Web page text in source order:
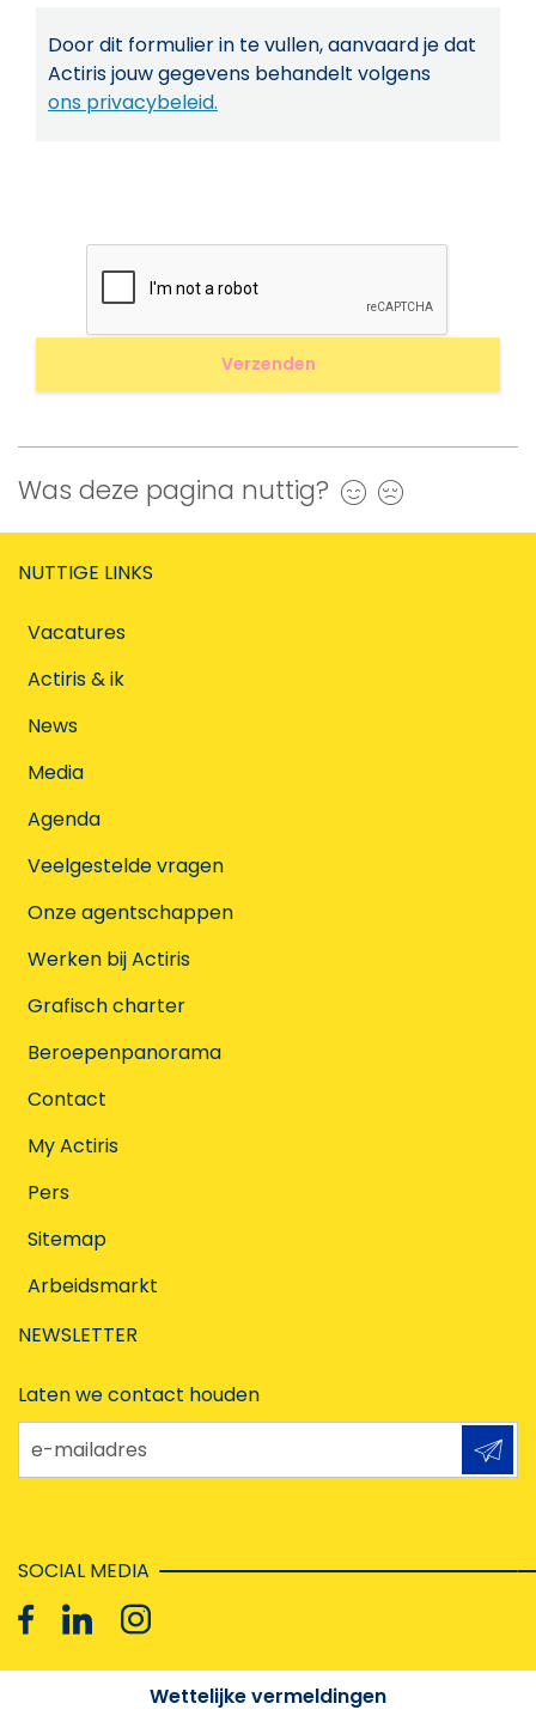
Door dit formulier in te vullen, aanvaard je dat
Actiris jouw gegevens behandelt volgens
ons privacybeleid.
Was deze pagina nuttig? Ja
NUTTIGE LINKS
Vacatures
Actiris & ik
News
Media
Agenda
Veelgestelde vragen
Onze agentschappen
Werken bij Actiris
Grafisch charter
Beroepenpanorama
Contact
My Actiris
Pers
Sitemap
Arbeidsmarkt
NEWSLETTER
Laten we contact houden
e-mailadres
SOCIAL MEDIA
Wettelijke vermeldingen